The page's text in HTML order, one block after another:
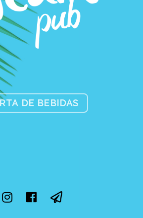
DE BEBIDAS